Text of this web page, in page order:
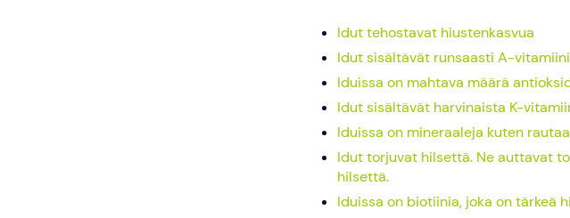
Idut tehostavat hiustenkasvua
Idut sisältävät runsaasti A-
Iduissa on mahtava määrä
Idut sisältävät harvinaista K-
Iduissa on mineraaleja kuten
Idut torjuvat hilsettä. Ne auttavat
hilsettä.
Iduissa on biotiinia, joka on tärkeä